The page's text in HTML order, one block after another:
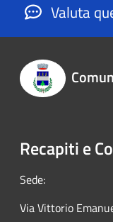
Valuta
Recapiti e
Sede:
Via Vittorio